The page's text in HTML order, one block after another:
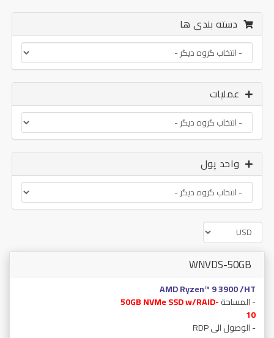
دسته بندی ها
عملیات
واحد پول
WNVDS-50GB
AMD Ryzen™ 9 3900 /HT
- المساحة50GB NVMe SSD w/RAID-
10
- الوصول الى RDP